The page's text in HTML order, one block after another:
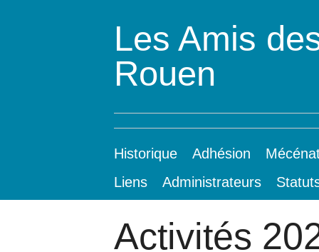
Les Amis
Rouen
Historique Adhésion
Liens
Administrateurs
Activités